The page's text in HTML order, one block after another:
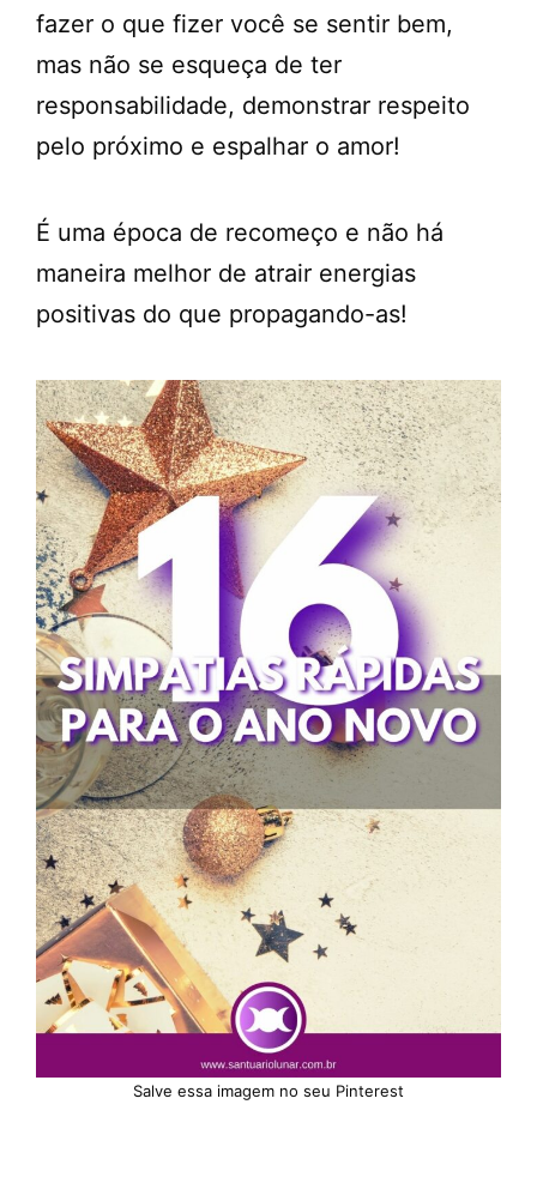
fazer o que fizer você se sentir bem,
mas não se esqueça de ter
responsabilidade, demonstrar respeito
pelo próximo e espalhar o amor!
É uma época de recomeço e não há
maneira melhor de atrair energias
positivas do que propagando-as!
Salve essa imagem no seu Pinterest